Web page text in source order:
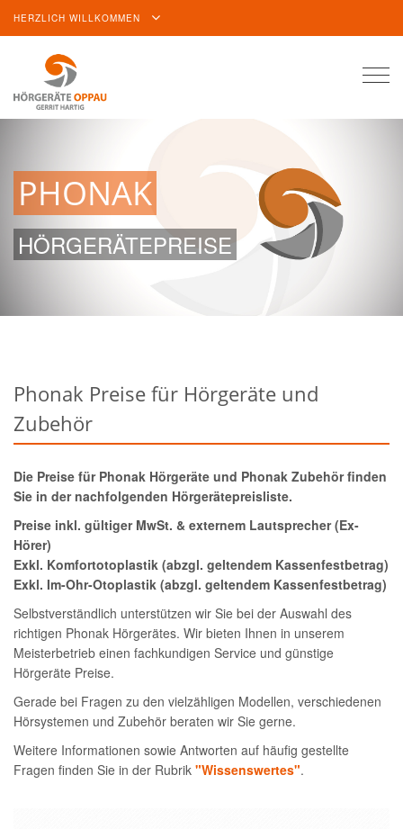
HERZLICH WILLKOMMEN
PHONAK
HÖRGERÄTEPREISE
Phonak Preise für Hörgeräte und
Zubehör
Die Preise für Phonak Hörgeräte und Phonak Zubehör finden
Sie in der nachfolgenden Hörgerätepreisliste.
Preise inkl. gültiger MwSt. & externem Lautsprecher (Ex-
Hörer)
Exkl. Komfortotoplastik (abzgl. geltendem Kassenfestbetrag)
Exkl. Im-Ohr-Otoplastik (abzgl. geltendem Kassenfestbetrag)
Selbstverständlich unterstützen wir Sie bei der Auswahl des
richtigen Phonak Hörgerätes. Wir bieten Ihnen in unserem
Meisterbetrieb einen fachkundigen Service und günstige
Hörgeräte Preise.
Gerade bei Fragen zu den vielzähligen Modellen, verschiedenen
Hörsystemen und Zubehör beraten wir Sie gerne.
Weitere Informationen sowie Antworten auf häufig gestellte
Fragen finden Sie in der Rubrik "Wissenswertes".